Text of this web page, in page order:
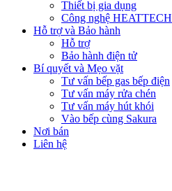
Thiết bị gia dụng
Công nghệ HEATTECH
Hỗ trợ và Bảo hành
Hỗ trợ
Bảo hành điện tử
Bí quyết và Mẹo vặt
Tư vấn bếp gas bếp điện
Tư vấn máy rửa chén
Tư vấn máy hút khói
Vào bếp cùng Sakura
Nơi bán
Liên hệ